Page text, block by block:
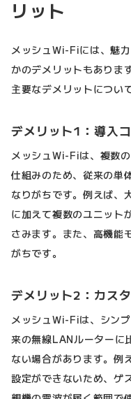
リット
メッシュWi-Fiには、魅
かのデメリットもありま
主要なデメリットについ
デメリット1：導入
メッシュWi-Fiは、複数
仕組みのため、従来の単
なりがちです。例えば、
に加えて複数のユニット
さみます。また、高機能
がちです。
デメリット2：カス
メッシュWi-Fiは、シン
来の無線LANルーターに
ない場合があります。例
設定ができないため、ゲ